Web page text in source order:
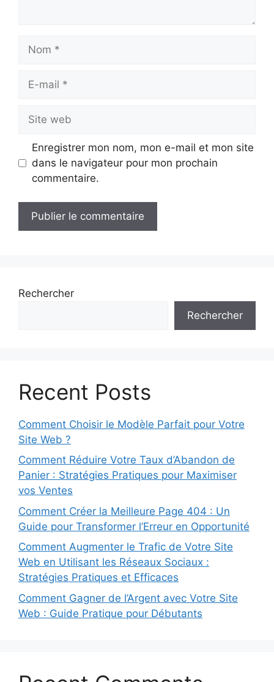
Nom
Site
web
Enregistrer mon nom, mon e-mail et mon site
dans le navigateur pour mon prochain
commentaire.
Rechercher
Rechercher
Recent Posts
Comment Choisir le Modèle Parfait pour Votre
Site Web ?
Comment Réduire Votre Taux d’Abandon de
Panier : Stratégies Pratiques pour Maximiser
vos Ventes
Comment Créer la Meilleure Page 404 : Un
Guide pour Transformer l’Erreur en Opportunité
Comment Augmenter le Trafic de Votre Site
Web en Utilisant les Réseaux Sociaux :
Stratégies Pratiques et Efficaces
Comment Gagner de l’Argent avec Votre Site
Web : Guide Pratique pour Débutants